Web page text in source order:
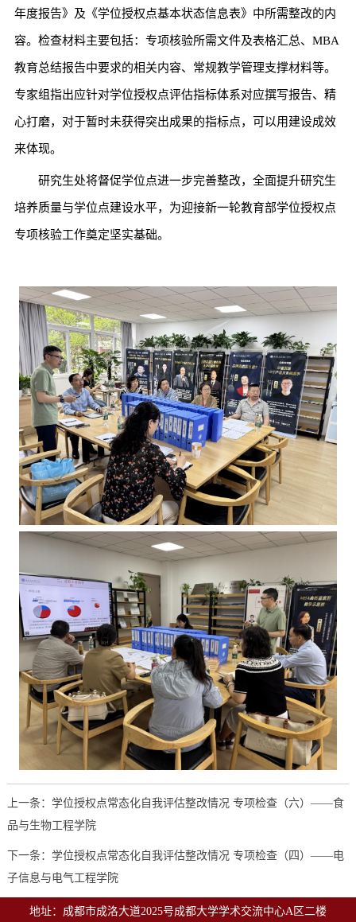
年度报告》及《学位授权点基本状态信息表》中所需整改的内
容。检查材料主要包括：专项核验所需文件及表格汇总、MBA
教育总结报告中要求的相关内容、常规教学管理支撑材料等。
专家组指出应针对学位授权点评估指标体系对应撰写报告、精
心打磨，对于暂时未获得突出成果的指标点，可以用建设成效
来体现。
研究生处将督促学位点进一步完善整改，全面提升研究生
培养质量与学位点建设水平，为迎接新一轮教育部学位授权点
专项核验工作奠定坚实基础。
上一条：学位授权点常态化自我评估整改情况 专项检查（六）——食
品与生物工程学院
下一条：学位授权点常态化自我评估整改情况 专项检查（四）——电
子信息与电气工程学院
地址：成都市成洛大道2025号成都大学学术交流中心A区二楼